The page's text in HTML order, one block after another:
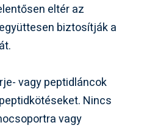
eltér az
biztosítják a
vagy peptidláncok
Nincs
vagy